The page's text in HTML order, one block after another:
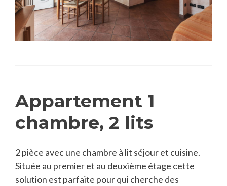
Appartement 1
chambre, 2 lits
2 pièce avec une chambre à lit séjour et cuisine.
Située au premier et au deuxième étage cette
solution est parfaite pour qui cherche des